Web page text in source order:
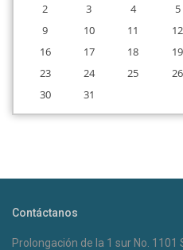
2
3 4 5
9
10 11 12
16
17 18 19
23
24 25 26
30
31
Contáctanos
Prolongación de la 1 sur No. 1101